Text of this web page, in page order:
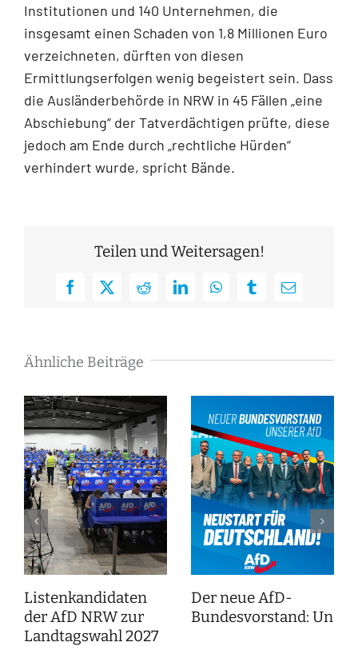
Institutionen und 140 Unternehmen, die
insgesamt einen Schaden von 1,8 Millionen Euro
verzeichneten, dürften von diesen
Ermittlungserfolgen wenig begeistert sein. Dass
die Ausländerbehörde in NRW in 45 Fällen „eine
Abschiebung“ der Tatverdächtigen prüfte, diese
jedoch am Ende durch „rechtliche Hürden“
verhindert wurde, spricht Bände.
Teilen und Weitersagen!
Facebook
X RedditLinkedInWhatsAppTumblrE-
Ähnliche Beiträge
Listenkandidaten
der AfD NRW zur
Landtagswahl 2027
Der neue AfD-
Bundesvorstand: